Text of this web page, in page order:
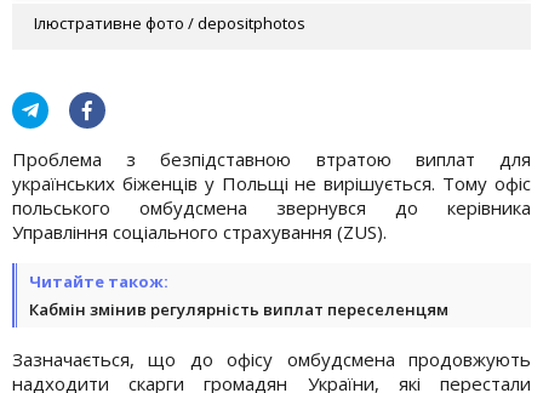
Ілюстративне фото / depositphotos
Проблема з безпідставною втратою виплат для
українських біженців у Польщі не вирішується. Тому офіс
польського омбудсмена звернувся до керівника
Управління соціального страхування (ZUS).
Читайте також:
Кабмін змінив регулярність виплат переселенцям
Зазначається, що до офісу омбудсмена продовжують
надходити скарги громадян України, які перестали